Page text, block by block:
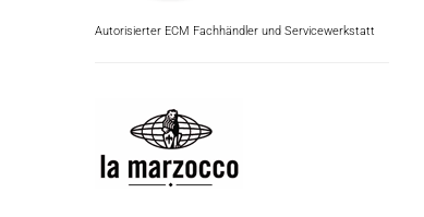
Autorisierter ECM Fachhändler und Servicewerkstatt